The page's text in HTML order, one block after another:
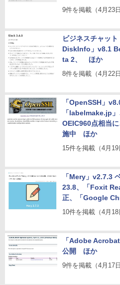
9件を掲載（4月23
ビジネスチャッ
DiskInfo」v8.1
ta 2、 ほか
8件を掲載（4月22
「OpenSSH」
「labelmake.jp
OEIC960点相当
施中 ほか
15件を掲載（4月19
「Mery」v2.7.3
23.8、「Foxit
正、「Google
10件を掲載（4月18
「Adobe
公開 ほか
9件を掲載（4月17日